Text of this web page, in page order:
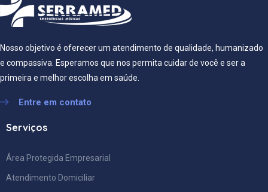
Nosso objetivo é oferecer um atendimento de qualidade, humanizado
e compassiva. Esperamos que nos permita cuidar de você e ser a
primeira e melhor escolha em saúde.
Entre em contato
Serviços
Área Protegida Empresarial
Atendimento Domiciliar